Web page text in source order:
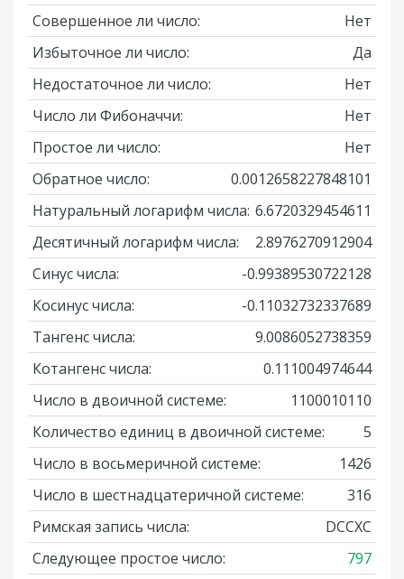
Совершенное ли число:
Нет
Избыточное ли число:
Да
Недостаточное ли число:
Нет
Число ли Фибоначчи:
Нет
Простое ли число:
Нет
Обратное число:
0.0012658227848101
Натуральный логарифм числа: 6.6720329454611
Десятичный логарифм числа:
2.8976270912904
Синус числа:
-0.99389530722128
Косинус числа:
-0.11032732337689
Тангенс числа:
9.0086052738359
Котангенс числа:
0.111004974644
Число в двоичной системе:
1100010110
Количество единиц в двоичной системе:
5
Число в восьмеричной системе:
1426
Число в шестнадцатеричной системе:
316
Римская запись числа:
DCCXC
Следующее простое число:
797